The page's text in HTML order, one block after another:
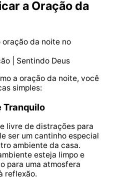
a Oração da
| Sentindo Deus
a oração da noite, você
simples:
Tranquilo
livre de distrações para
ser um cantinho especial
ambiente da casa.
esteja limpo e
para uma atmosfera
reflexão.